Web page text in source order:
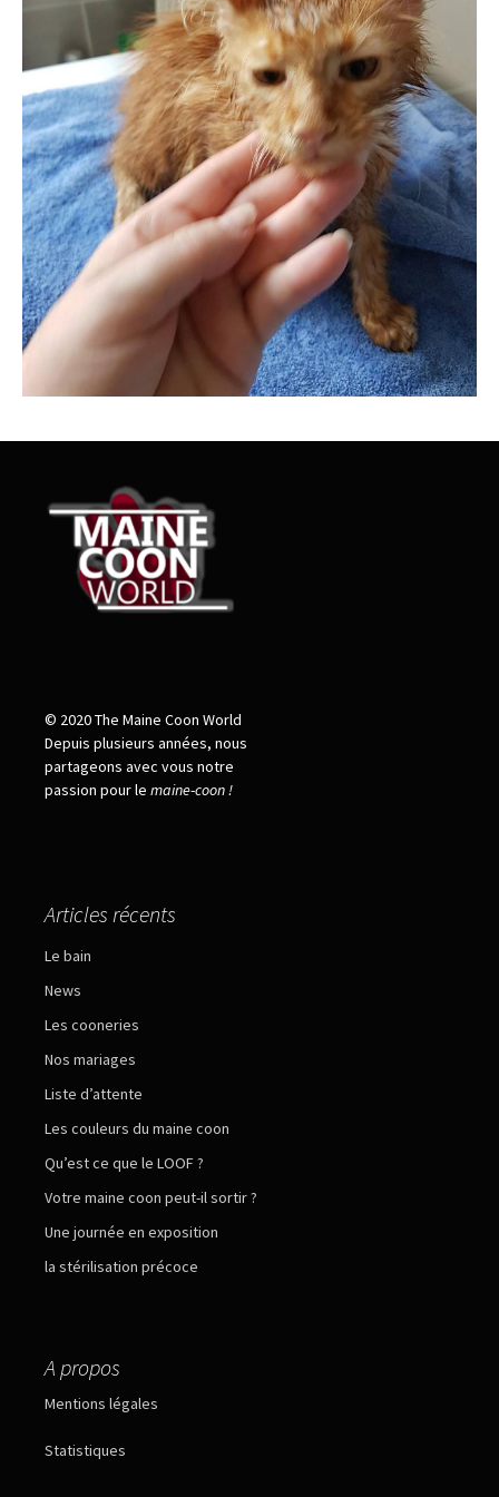
© 2020 The Maine Coon World
Depuis plusieurs années, nous
partageons avec vous notre
passion pour le maine-coon !
Articles récents
Le bain
News
Les cooneries
Nos mariages
Liste d’attente
Les couleurs du maine coon
Qu’est ce que le LOOF ?
Votre maine coon peut-il sortir ?
Une journée en exposition
la stérilisation précoce
A propos
Mentions légales
Statistiques